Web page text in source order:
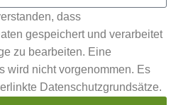
dass
gespeichert und verarbeitet
zu bearbeiten. Eine
wird nicht vorgenommen. Es
Datenschutzgrundsätze.